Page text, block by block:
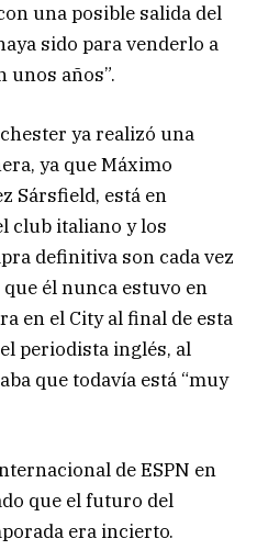
una posible salida del
sido para venderlo a
unos años”.
ya realizó una
ya que Máximo
Sársfield, está en
club italiano y los
definitiva son cada vez
él nunca estuvo en
en el City al final de esta
periodista inglés, al
que todavía está “muy
de ESPN en
que el futuro del
era incierto.